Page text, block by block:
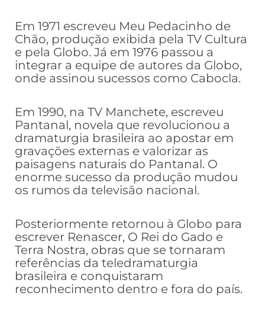
Em 1971 escreveu Meu Pedacinho de
Chão, produção exibida pela TV Cultura
e pela Globo. Já em 1976 passou a
integrar a equipe de autores da Globo,
onde assinou sucessos como Cabocla.
Em 1990, na TV Manchete, escreveu
Pantanal, novela que revolucionou a
dramaturgia brasileira ao apostar em
gravações externas e valorizar as
paisagens naturais do Pantanal. O
enorme sucesso da produção mudou
os rumos da televisão nacional.
Posteriormente retornou à Globo para
escrever Renascer, O Rei do Gado e
Terra Nostra, obras que se tornaram
referências da teledramaturgia
brasileira e conquistaram
reconhecimento dentro e fora do país.